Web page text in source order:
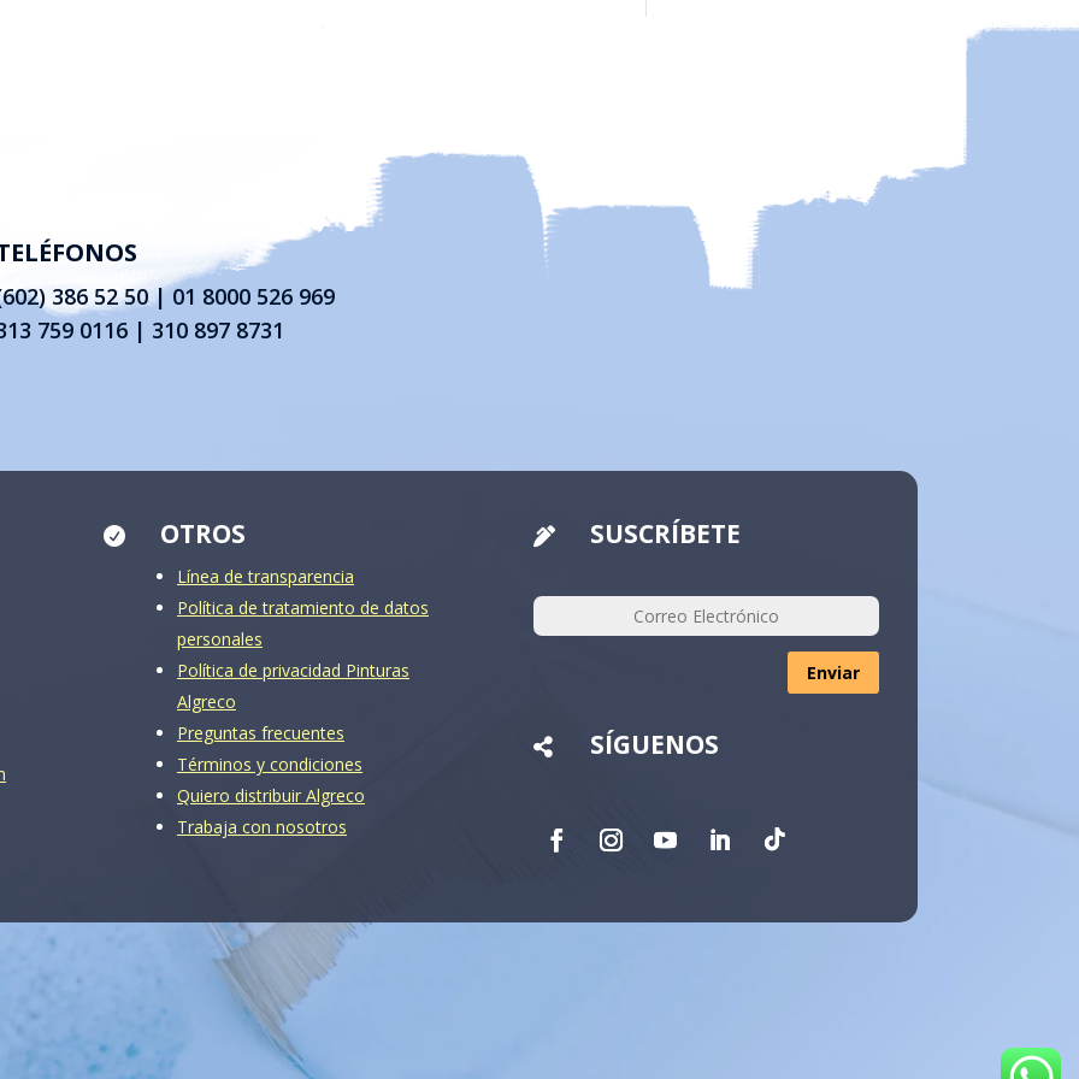
386 52 50|01 8000 526 969
759 0116 | 310 897 8731
 OTROS
Línea de transparencia
Política de tratamiento de datos
personales
Política de privacidad Pinturas
Algreco
Preguntas frecuentes
Términos y condiciones
Quiero distribuir Algreco
Trabaja con nosotros
 SUSCRÍBETE
Enviar
 SÍGUENOS